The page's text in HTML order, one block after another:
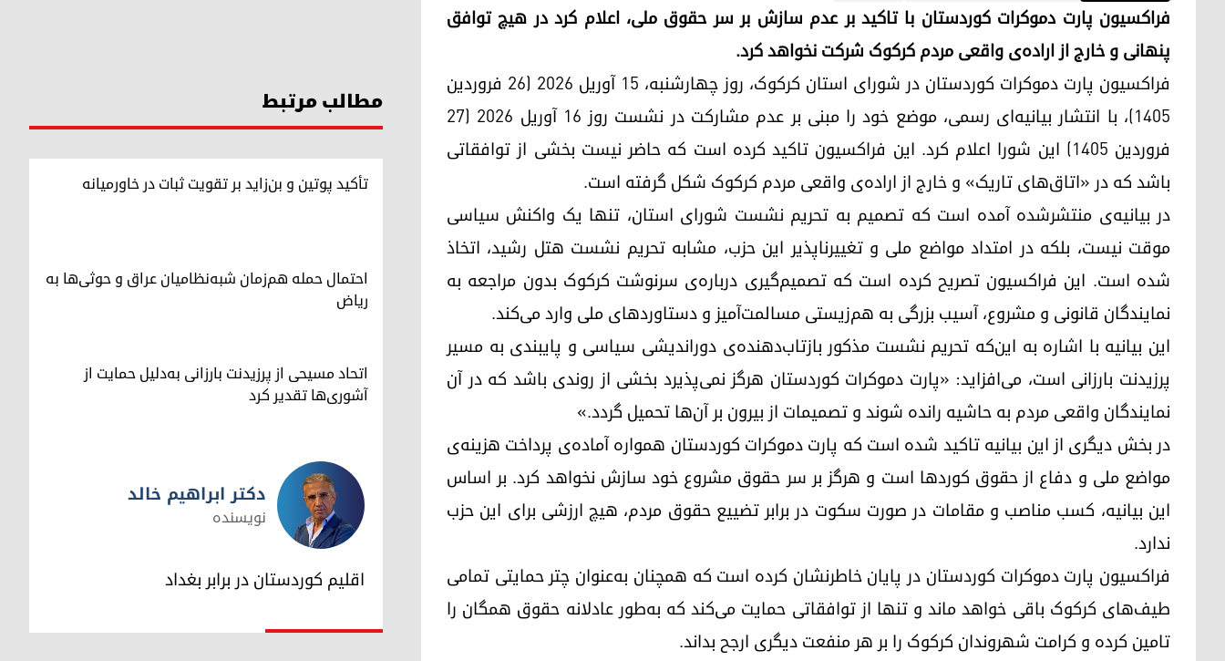
فراکسیون پارت دموکرات کوردستان با تاکید بر عدم سازش بر سر حقوق ملی، اعلام کرد در هیچ توافق
پنهانی و خارج از اراده‌ی واقعی مردم کرکوک شرکت نخواهد کرد.
فراکسیون پارت دموکرات کوردستان در شورای استان کرکوک، روز چهارشنبه، ۱۵ آوریل ۲۰۲۶ (۲۶ فروردین
۱۴۰۵)، با انتشار بیانیه‌ای رسمی، موضع خود را مبنی بر عدم مشارکت در نشست روز ۱۶ آوریل ۲۰۲۶ (۲۷
فروردین ۱۴۰۵) این شورا اعلام کرد. این فراکسیون تاکید کرده است که حاضر نیست بخشی از توافقاتی
باشد که در «اتاق‌های تاریک» و خارج از اراده‌ی واقعی مردم کرکوک شکل گرفته است.
در بیانیه‌ی منتشرشده آمده است که تصمیم به تحریم نشست شورای استان، تنها یک واکنش سیاسی
موقت نیست، بلکه در امتداد مواضع ملی و تغییرناپذیر این حزب، مشابه تحریم نشست هتل رشید، اتخاذ
شده است. این فراکسیون تصریح کرده است که تصمیم‌گیری درباره‌ی سرنوشت کرکوک بدون مراجعه به
نمایندگان قانونی و مشروع، آسیب بزرگی به هم‌زیستی مسالمت‌آمیز و دستاوردهای ملی وارد می‌کند.
این بیانیه با اشاره به این‌که تحریم نشست مذکور بازتاب‌دهنده‌ی دوراندیشی سیاسی و پایبندی به مسیر
پرزیدنت بارزانی است، می‌افزاید: «پارت دموکرات کوردستان هرگز نمی‌پذیرد بخشی از روندی باشد که در آن
نمایندگان واقعی مردم به حاشیه رانده شوند و تصمیمات از بیرون بر آن‌ها تحمیل گردد.»
در بخش دیگری از این بیانیه تاکید شده است که پارت دموکرات کوردستان همواره آماده‌ی پرداخت هزینه‌ی
مواضع ملی و دفاع از حقوق کوردها است و هرگز بر سر حقوق مشروع خود سازش نخواهد کرد. بر اساس
این بیانیه، کسب مناصب و مقامات در صورت سکوت در برابر تضییع حقوق مردم، هیچ ارزشی برای این حزب
ندارد.
فراکسیون پارت دموکرات کوردستان در پایان خاطرنشان کرده است که همچنان به‌عنوان چتر حمایتی تمامی
طیف‌های کرکوک باقی خواهد ماند و تنها از توافقاتی حمایت می‌کند که به‌طور عادلانه حقوق همگان را
تامین کرده و کرامت شهروندان کرکوک را بر هر منفعت دیگری ارجح بداند.
مطالب مرتبط
تأکید پوتین و بن‌زاید بر تقویت ثبات در خاورمیانه
احتمال حمله هم‌زمان شبه‌نظامیان عراق و حوثی‌ها به
ریاض
اتحاد مسیحی از پرزیدنت بارزانی به‌دلیل حمایت از
آشوری‌ها تقدیر کرد
دکتر ابراهیم خالد
دکتر ابراهیم خالد
نویسنده
اقلیم کوردستان در برابر بغداد